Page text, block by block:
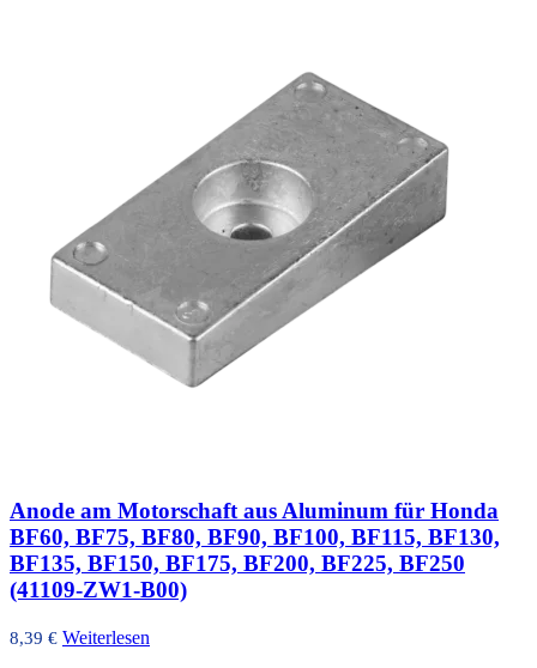
Anode am Motorschaft aus Aluminum für Honda
BF60, BF75, BF80, BF90, BF100, BF115, BF130,
BF135, BF150, BF175, BF200, BF225, BF250
(41109-ZW1-B00)
8,39 € Weiterlesen